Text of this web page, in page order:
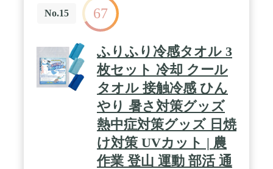
No.15 67
ふりふり冷感タオル 3
枚セット 冷却 クール
タオル 接触冷感 ひん
やり 暑さ対策グッズ
熱中症対策グッズ 日焼
け対策 UVカット | 農
作業 登山 運動 部活 通